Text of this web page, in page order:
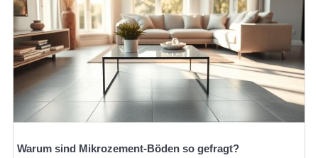
Warum sind Mikrozement-Böden so gefragt?